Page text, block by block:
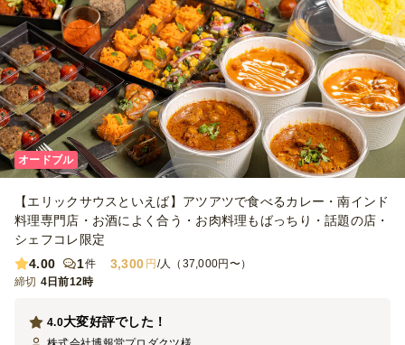
オードブル
【エリックサウスといえば】アツアツで食べるカレー・南インド
料理専門店・お酒によく合う・お肉料理もばっちり・話題の店・
シェフコレ限定
4.00
1件 3,300 円 /人（37,000円〜）
締切 4日前12時
大変好評でした！
4.0